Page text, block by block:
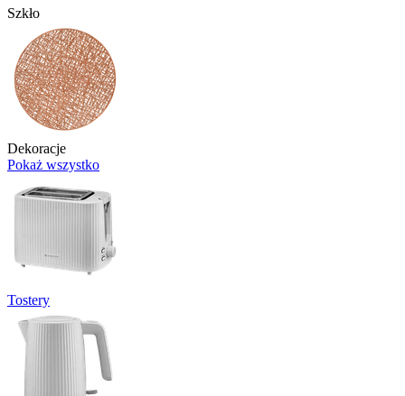
Szkło
Dekoracje
Pokaż wszystko
Tostery